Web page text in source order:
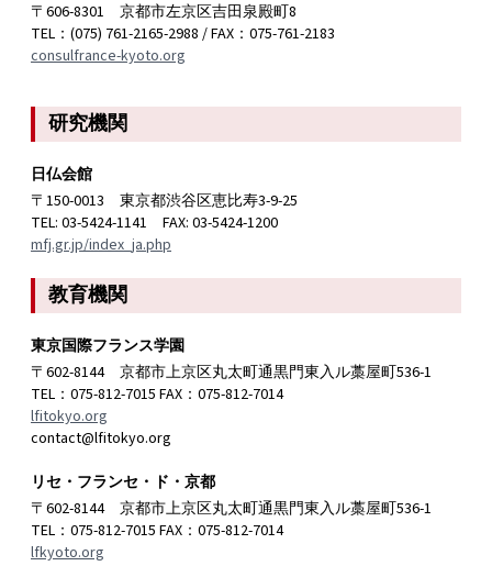
〒606-8301 京都市左京区吉田泉殿町8
TEL：(075) 761-2165-2988 / FAX：075-761-2183
consulfrance-kyoto.org
研究機関
日仏会館
〒150-0013 東京都渋谷区恵比寿3-9-25
TEL: 03-5424-1141 FAX: 03-5424-1200
mfj.gr.jp/index_ja.php
教育機関
東京国際フランス学園
〒602-8144 京都市上京区丸太町通黒門東入ル藁屋町536-1
TEL：075-812-7015 FAX：075-812-7014
lfitokyo.org
contact@lfitokyo.org
リセ・フランセ・ド・京都
〒602-8144 京都市上京区丸太町通黒門東入ル藁屋町536-1
TEL：075-812-7015 FAX：075-812-7014
lfkyoto.org